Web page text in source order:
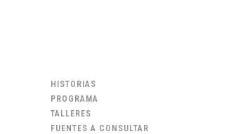
HISTORIAS
PROGRAMA
TALLERES
FUENTES A CONSULTAR